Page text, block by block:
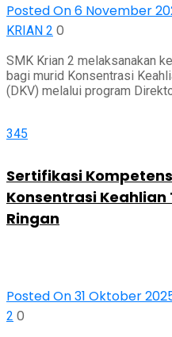
Posted On 6 November
KRIAN 2 0
SMK Krian 2 melaksanakan
bagi murid Konsentrasi
(DKV) melalui program
345
Sertifikasi
Konsentrasi
Ringan
Posted On 31 Oktober
2 0